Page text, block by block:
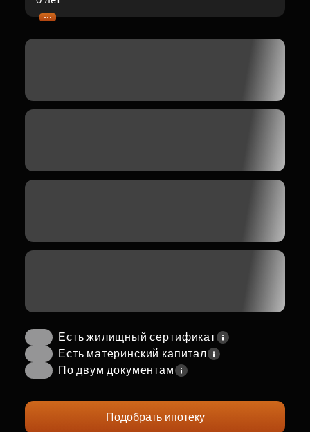
Есть жилищный сертификат
Есть материнский капитал
По двум документам
Подобрать ипотеку